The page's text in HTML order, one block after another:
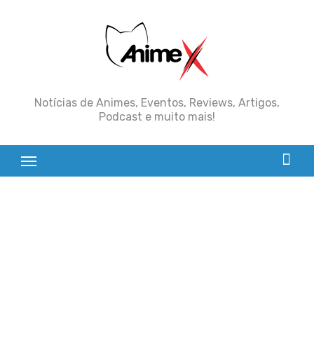
Notícias de Animes, Eventos, Reviews, Artigos,
Podcast e muito mais!